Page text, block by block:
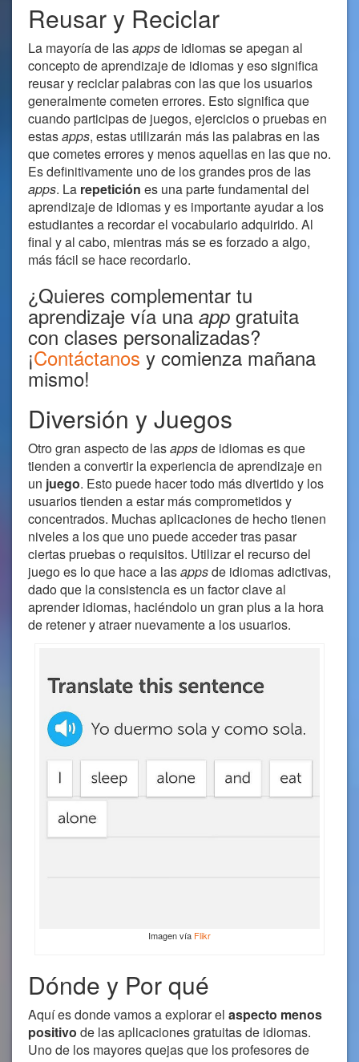
Reusar y Reciclar
La mayoría de lasappsde idiomas se apegan al
concepto de aprendizaje de idiomas y eso significa
reusar y reciclar palabras con las que los usuarios
generalmente cometen errores. Esto significa que
cuando participas de juegos, ejercicios o pruebas en
estasapps, estas utilizarán más las palabras en las
que cometes errores y menos aquellas en las que no.
Es definitivamente uno de los grandes pros de las
apps. La repetición es una parte fundamental del
aprendizaje de idiomas y es importante ayudar a los
estudiantes a recordar el vocabulario adquirido. Al
final y al cabo, mientras más se es forzado a algo,
más fácil se hace recordarlo.
¿Quieres complementar tu
aprendizaje vía una app gratuita
con clases personalizadas?
¡Contáctanos y comienza mañana
mismo!
Diversión y Juegos
Otro gran aspecto de lasappsde idiomas es que
tienden a convertir la experiencia de aprendizaje en
un juego. Esto puede hacer todo más divertido y los
usuarios tienden a estar más comprometidos y
concentrados. Muchas aplicaciones de hecho tienen
niveles a los que uno puede acceder tras pasar
ciertas pruebas o requisitos. Utilizar el recurso del
juego es lo que hace a lasappsde idiomas adictivas,
dado que la consistencia es un factor clave al
aprender idiomas, haciéndolo un gran plus a la hora
de retener y atraer nuevamente a los usuarios.
Imagen vía Flikr
Dónde y Por qué
Aquí es donde vamos a explorar el aspecto menos
positivo de las aplicaciones gratuitas de idiomas.
Uno de los mayores quejas que los profesores de